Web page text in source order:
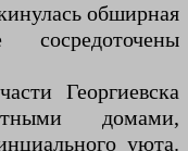
обширная
Георгиевска
домами,
уюта.